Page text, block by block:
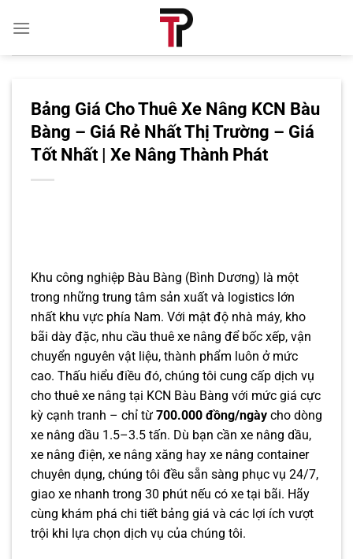
qua
Bảng Giá Cho Thuê Xe Nâng KCN Bàu
Bàng – Giá Rẻ Nhất Thị Trường – Giá
Tốt Nhất | Xe Nâng Thành Phát
Khu công nghiệp Bàu Bàng (Bình Dương) là một
trong những trung tâm sản xuất và logistics lớn
nhất khu vực phía Nam. Với mật độ nhà máy, kho
bãi dày đặc, nhu cầu thuê xe nâng để bốc xếp, vận
chuyển nguyên vật liệu, thành phẩm luôn ở mức
cao. Thấu hiểu điều đó, chúng tôi cung cấp dịch vụ
cho thuê xe nâng tại KCN Bàu Bàng với mức giá cực
kỳ cạnh tranh – chỉ từ 700.000 đồng/ngày cho dòng
xe nâng dầu 1.5–3.5 tấn. Dù bạn cần xe nâng dầu,
xe nâng điện, xe nâng xăng hay xe nâng container
chuyên dụng, chúng tôi đều sẵn sàng phục vụ 24/7,
giao xe nhanh trong 30 phút nếu có xe tại bãi. Hãy
cùng khám phá chi tiết bảng giá và các lợi ích vượt
trội khi lựa chọn dịch vụ của chúng tôi.